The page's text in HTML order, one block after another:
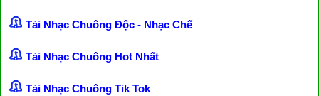
Tải Nhạc Chuông Độc - Nhạc Chế
Tải Nhạc Chuông Hot Nhất
Tải Nhạc Chuông Tik Tok